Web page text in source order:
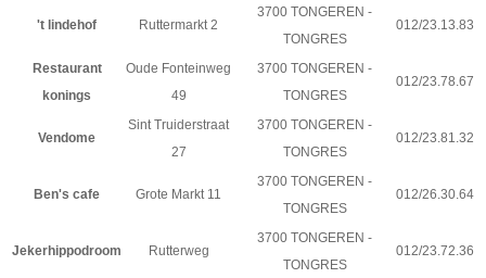
't lindehof Ruttermarkt 2
3700 TONGEREN -
TONGRES
012/23.13.83
Restaurant
konings
Oude Fonteinweg
49
3700 TONGEREN -
TONGRES
012/23.78.67
Vendome
Sint Truiderstraat
27
3700 TONGEREN -
TONGRES
012/23.81.32
Ben's cafe Grote Markt 11
3700 TONGEREN -
TONGRES
012/26.30.64
Jekerhippodroom Rutterweg
3700 TONGEREN -
TONGRES
012/23.72.36